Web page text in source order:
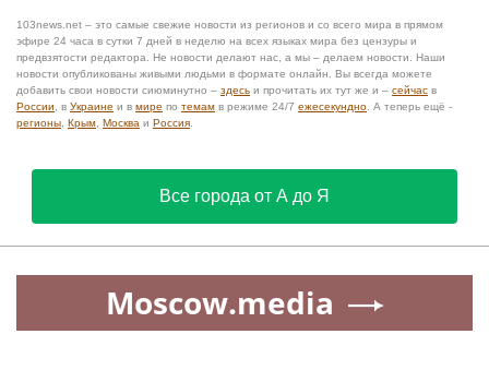
103news.net – это самые свежие новости из регионов и со всего мира в прямом
эфире 24 часа в сутки 7 дней в неделю на всех языках мира без цензуры и
предвзятости редактора. Не новости делают нас, а мы – делаем новости. Наши
новости опубликованы живыми людьми в формате онлайн. Вы всегда можете
добавить свои новости сиюминутно – здесь и прочитать их тут же и – сейчас в
России , в Украине и в мире по темам в режиме 24/7 ежесекундно . А теперь ещё -
регионы Крым Москва и Россия
Все города от А до Я
Moscow.media